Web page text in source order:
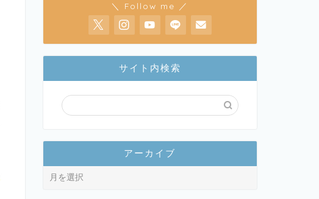
＼ Follow me ／
サイト内検索
アーカイブ